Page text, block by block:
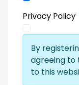
Privacy Policy
By
agreeing to
to this